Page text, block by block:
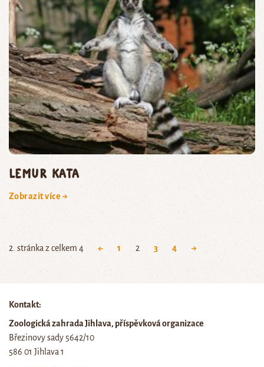
lemur kata
Zobrazit více →
2. stránka z celkem 4 ← 1 2 3 4 →
Kontakt:
Zoologická zahrada Jihlava, příspěvková organizace
Březinovy sady 5642/10
586 01 Jihlava 1